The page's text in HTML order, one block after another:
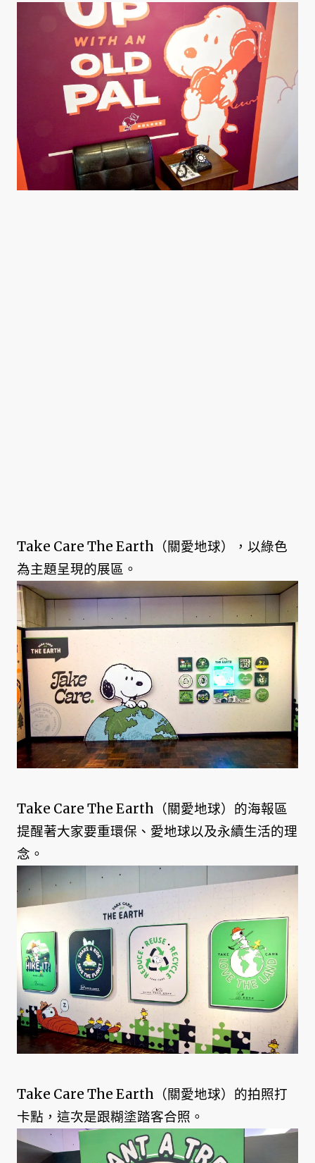
Take Care The Earth（關愛地球），以綠色
為主題呈現的展區。
Take Care The Earth（關愛地球）的海報區
提醒著大家要重環保、愛地球以及永續生活的理
念。
Take Care The Earth（關愛地球）的拍照打
卡點，這次是跟糊塗踏客合照。